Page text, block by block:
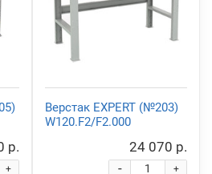
р.
+
Верстак EXPERT (№203)
W120.F2/F2.000
24 070 р.
+
-